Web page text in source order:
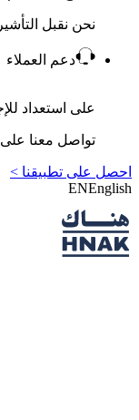
نحن نقبل
دعم العملاء
على استعداد
تواصل معنا على
احصل على تطبيقنا >
ENEnglish